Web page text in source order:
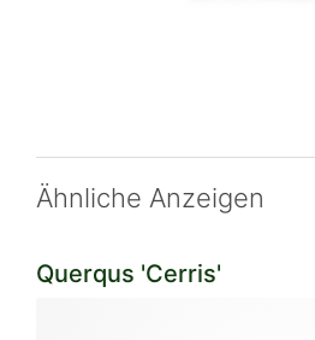
Ähnliche Anzeigen
Querqus 'Cerris'